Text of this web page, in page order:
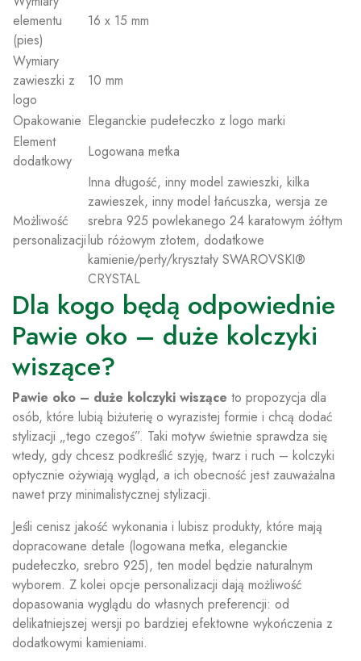
elementu
(pies)
16 x 15 mm
Wymiary
zawieszki z
logo
10 mm
Opakowanie Eleganckie pudełeczko z logo marki
Element
dodatkowy
Logowana metka
Możliwość
personalizacji
Inna długość, inny model zawieszki, kilka
zawieszek, inny model łańcuszka, wersja ze
srebra 925 powlekanego 24 karatowym żółtym
lub różowym złotem, dodatkowe
kamienie/perły/kryształy SWAROVSKI®
CRYSTAL
Dla kogo będą odpowiednie
Pawie oko – duże kolczyki
wiszące?
Pawie oko – duże kolczyki wiszące to propozycja dla
osób, które lubią biżuterię o wyrazistej formie i chcą dodać
stylizacji „tego czegoś”. Taki motyw świetnie sprawdza się
wtedy, gdy chcesz podkreślić szyję, twarz i ruch – kolczyki
optycznie ożywiają wygląd, a ich obecność jest zauważalna
nawet przy minimalistycznej stylizacji.
Jeśli cenisz jakość wykonania i lubisz produkty, które mają
dopracowane detale (logowana metka, eleganckie
pudełeczko, srebro 925), ten model będzie naturalnym
wyborem. Z kolei opcje personalizacji dają możliwość
dopasowania wyglądu do własnych preferencji: od
delikatniejszej wersji po bardziej efektowne wykończenia z
dodatkowymi kamieniami.